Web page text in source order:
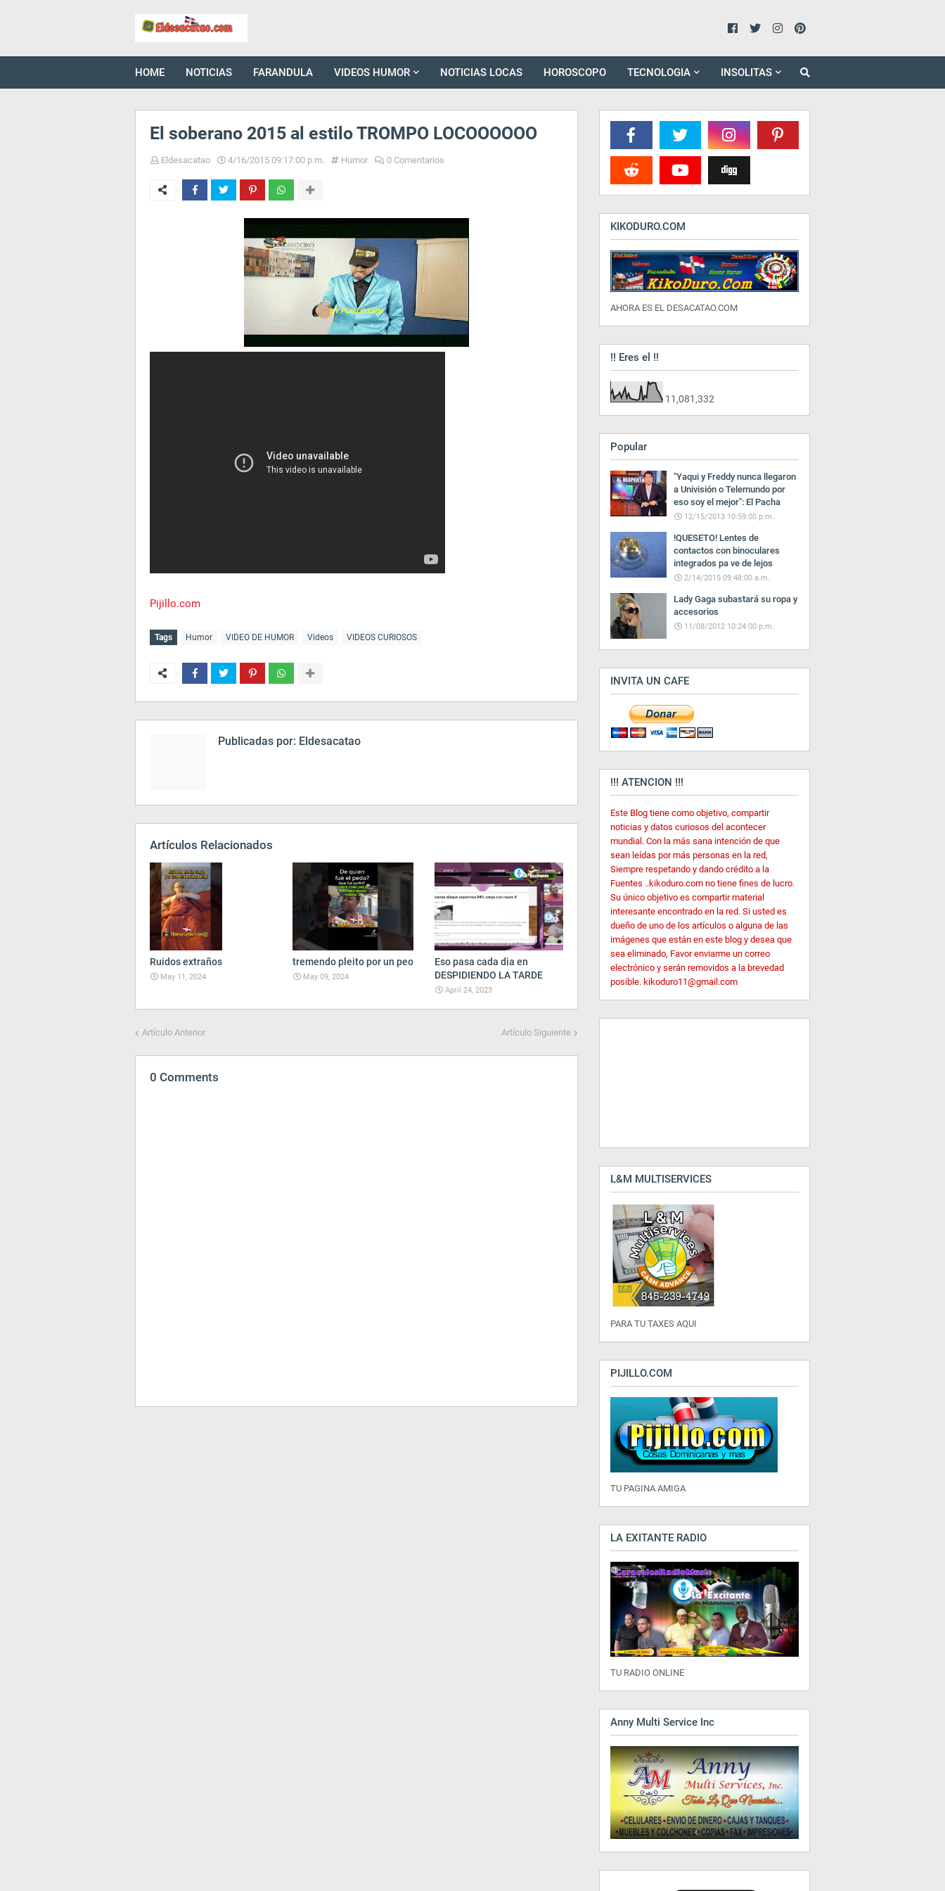
HOME NOTICIAS FARANDULA VIDEOS HUMOR NOTICIAS LOCAS HOROSCOPO TECNOLOGIA INSOLITAS
El soberano 2015 al estilo TROMPO LOCOOOOOO
Eldesacatao 4/16/2015 09:17:00 p.m. Humor 0 Comentarios
Pijillo.com
Tags Humor VIDEO DE HUMOR Videos VIDEOS CURIOSOS
Publicadas por: Eldesacatao
Artículos Relacionados
Ruidos extraños
May 11, 2024
tremendo pleito por un peo
May 09, 2024
Eso pasa cada dia en
DESPIDIENDO LA TARDE
April 24, 2023
Artículo Anterior Artículo Siguiente
0 Comments
KIKODURO.COM
AHORA ES EL DESACATAO.COM
!! Eres el !!
11,081,332
Popular
"Yaqui y Freddy nunca llegaron
a Univisión o Telemundo por
eso soy el mejor": El Pacha
12/15/2013 10:59:00 p.m.
!QUESETO! Lentes de
contactos con binoculares
integrados pa ve de lejos
2/14/2015 09:48:00 a.m.
Lady Gaga subastará su ropa y
accesorios
11/08/2012 10:24:00 p.m.
INVITA UN CAFE
!!! ATENCION !!!
Este Blog tiene como objetivo, compartir
noticias y datos curiosos del acontecer
mundial. Con la más sana intención de que
sean leídas por más personas en la red,
Siempre respetando y dando crédito a la
Fuentes ..kikoduro.com no tiene fines de lucro.
Su único objetivo es compartir material
interesante encontrado en la red. Si usted es
dueño de uno de los artículos o alguna de las
imágenes que están en este blog y desea que
sea eliminado, Favor enviarme un correo
electrónico y serán removidos a la brevedad
posible. kikoduro11@gmail.com
L&M MULTISERVICES
PARA TU TAXES AQUI
PIJILLO.COM
TU PAGINA AMIGA
LA EXITANTE RADIO
TU RADIO ONLINE
Anny Multi Service Inc